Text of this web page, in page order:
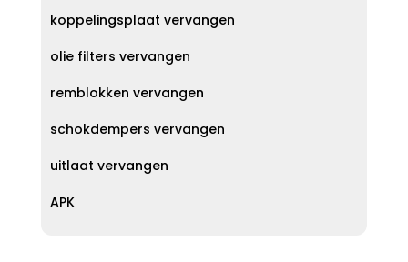
koppelingsplaat vervangen
olie filters vervangen
remblokken vervangen
schokdempers vervangen
uitlaat vervangen
APK